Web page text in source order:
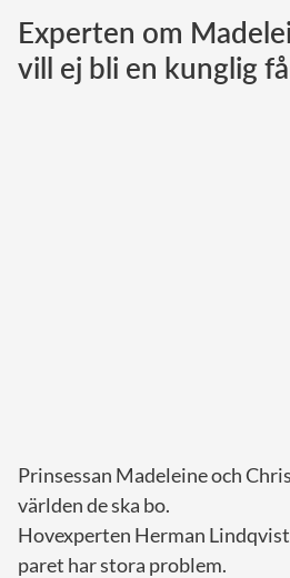
Norska
Danska
Experten om
vill ej bli en kunglig
Prinsessan Madeleine och
världen de ska bo.
Hovexperten Herman
paret har stora problem.